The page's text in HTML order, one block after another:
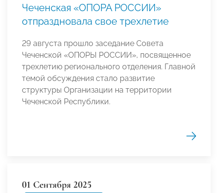
Чеченская «ОПОРА РОССИИ»
отпраздновала свое трехлетие
29 августа прошло заседание Совета
Чеченской «ОПОРЫ РОССИИ», посвященное
трехлетию регионального отделения. Главной
темой обсуждения стало развитие
структуры Организации на территории
Чеченской Республики.
01 Сентября 2025